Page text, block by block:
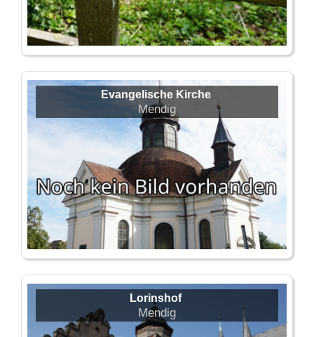
Evangelische Kirche
Mendig
Lorinshof
Mendig